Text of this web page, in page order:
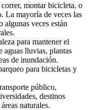
montar bicicleta, o
La mayoría de veces las
algunas veces están
para mantener el
aguas lluvias, plantas
de inundación.
para bicicletas y
público,
destinos
naturales.